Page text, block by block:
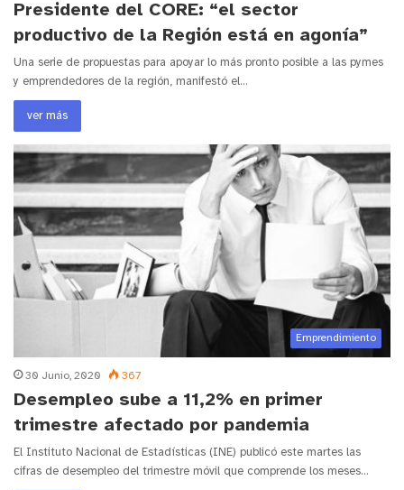
Presidente del CORE: “el sector
productivo de la Región está en agonía”
Una serie de propuestas para apoyar lo más pronto posible a las pymes
y emprendedores de la región, manifestó el…
ver más
Emprendimiento
30 Junio, 2020 367
Desempleo sube a 11,2% en primer
trimestre afectado por pandemia
El Instituto Nacional de Estadísticas (INE) publicó este martes las
cifras de desempleo del trimestre móvil que comprende los meses…